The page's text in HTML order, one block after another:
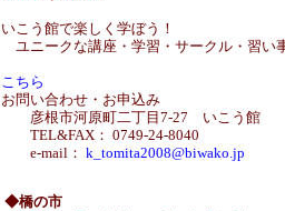
いこう館で楽しく学ぼう！
ユニークな講座・学習・サークル・習い
こちら
お問い合わせ・お申込み
彦根市河原町二丁目7-27 いこう館
TEL&FAX： 0749-24-8040
e-mail： k_tomita2008@biwako.jp
◆橋の市